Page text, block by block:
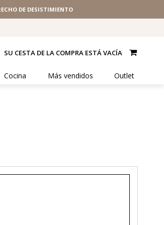
DE DESISTIMIENTO
SU CESTA DE LA COMPRA ESTÁ VACÍA
Cocina Más vendidos Outlet